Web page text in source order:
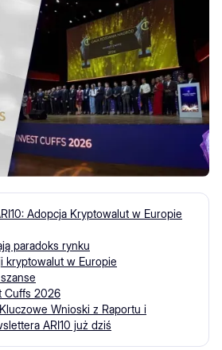
Adopcja Kryptowalut w Europie
paradoks rynku
kryptowalut w Europie
Cuffs 2026
Wnioski z Raportu i
ARI10 już dziś